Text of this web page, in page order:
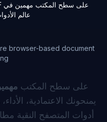
عالم
browser-based document
لا يزال عارضو PDF على سطح المكتب
يمنحونك الاعتمادية،
أدوات المتصفح النقية